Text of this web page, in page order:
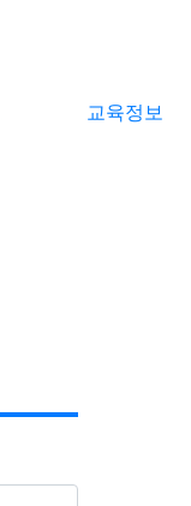
교육정보